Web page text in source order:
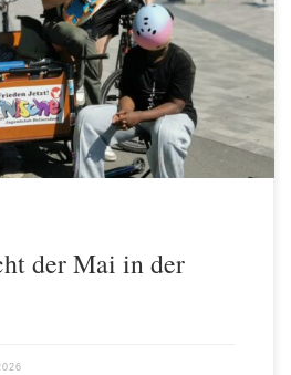
und in den Hochbeeten, die
frisch lackieren und damit Lackierung
zum Skatepark, Teich gibt es
Haus steht die neue Grafittiwand
der Mai in der